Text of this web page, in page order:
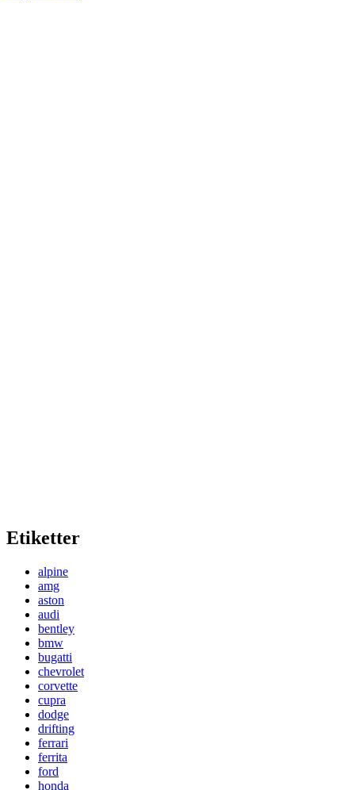
Etiketter
alpine
amg
aston
audi
bentley
bmw
bugatti
chevrolet
corvette
cupra
dodge
drifting
ferrari
ferrita
ford
honda